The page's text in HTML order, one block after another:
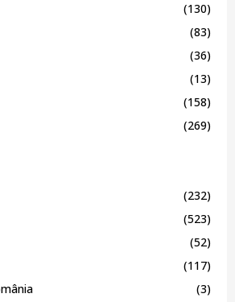
(130)
(83)
(36)
(13)
(158)
(269)
(232)
(523)
(52)
(117)
(3)